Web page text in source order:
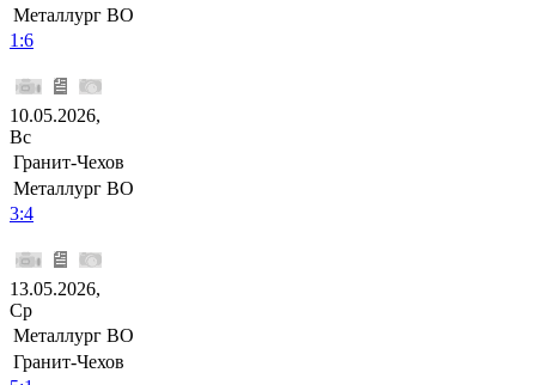
Металлург ВО
1:6
10.05.2026,
Вс
Гранит-Чехов
Металлург ВО
3:4
13.05.2026,
Ср
Металлург ВО
Гранит-Чехов